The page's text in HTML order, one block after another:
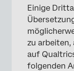
Einige
zu
auf
folgenden